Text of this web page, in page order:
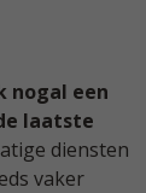
nogal een
laatste
diensten
vaker